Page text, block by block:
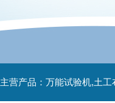
主营产品：万能试验机,土